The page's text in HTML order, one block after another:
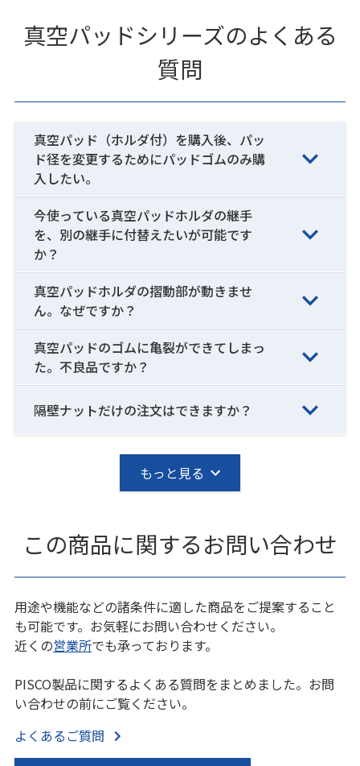
真空パッドシリーズのよくある
質問
真空パッド（ホルダ付）を購入後、パッ
ド径を変更するためにパッドゴムのみ購
入したい。
今使っている真空パッドホルダの継手
を、別の継手に付替えたいが可能です
か？
真空パッドホルダの摺動部が動きませ
ん。なぜですか？
真空パッドのゴムに亀裂ができてしまっ
た。不良品ですか？
隔壁ナットだけの注文はできますか？
もっと見る
この商品に関するお問い合わせ
用途や機能などの諸条件に適した商品をご提案すること
も可能です。お気軽にお問い合わせください。
近くの営業所でも承っております。
PISCO製品に関するよくある質問をまとめました。お問
い合わせの前にご覧ください。
よくあるご質問